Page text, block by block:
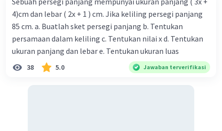
4)cm dan lebar ( 2x + 1 ) cm. Jika keliling persegi panjang
85 cm. a. Buatlah sket persegi panjang b. Tentukan
persamaan dalam keliling c. Tentukan nilai x d. Tentukan
ukuran panjang dan lebar e. Tentukan ukuran luas
38 5.0 Jawaban terverifikasi